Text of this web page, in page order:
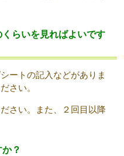
らいを見ればよいです
ートの記入などがありま
さい。
さい。また、２回目以降
？